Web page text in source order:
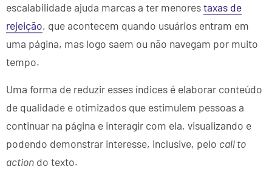
escalabilidade ajuda marcas a ter menorestaxas de
rejeição, que acontecem quando usuários entram em
uma página, mas logo saem ou não navegam por muito
tempo.
Uma forma de reduzir esses índices é elaborar conteúdo
de qualidade e otimizados que estimulem pessoas a
continuar na página e interagir com ela, visualizando e
podendo demonstrar interesse, inclusive, pelo call to
action do texto.